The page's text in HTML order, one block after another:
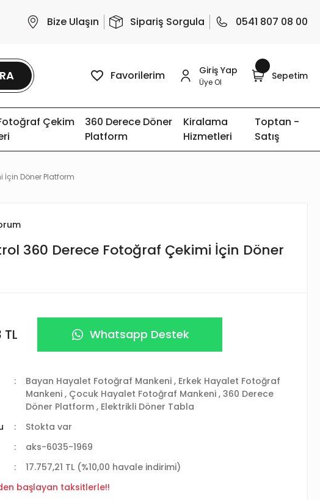
Bize Ulaşın Sipariş Sorgula 0541 807 08 00
Favorilerim Giriş Yap
Üye Ol
Sepetim
Çekim
360 Derece Döner
Platform
Kiralama
Hizmetleri
Toptan -
Satış
İçin Döner Platform
360 Derece Fotoğraf Çekimi İçin Döner
TL Whatsapp Destek
Bayan Hayalet Fotoğraf Mankeni , Erkek Hayalet Fotoğraf
Mankeni , Çocuk Hayalet Fotoğraf Mankeni , 360 Derece
Döner Platform , Elektrikli Döner Tabla
Stokta var
aks-6035-1969
17.757,21 TL (%10,00 havale indirimi)
den başlayan taksitlerle!!